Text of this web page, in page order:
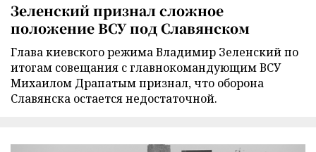
Зеленский признал сложное
положение ВСУ под Славянском
Глава киевского режима Владимир Зеленский по
итогам совещания с главнокомандующим ВСУ
Михаилом Драпатым признал, что оборона
Славянска остается недостаточной.